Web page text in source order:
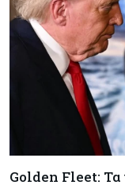
Κόσμος
Γιατί οι
να
Κόσμος
Ποιες
Golden Fleet: Τα